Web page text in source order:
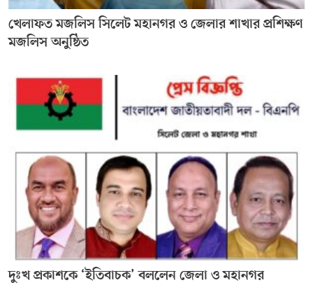
খেলাফত মজলিস সিলেট মহানগর ও জেলার শাখার প্রশিক্ষণ
মজলিস অনুষ্ঠিত
দুঃখ প্রকাশকে ‘ইতিবাচক’ বললেন জেলা ও মহানগর